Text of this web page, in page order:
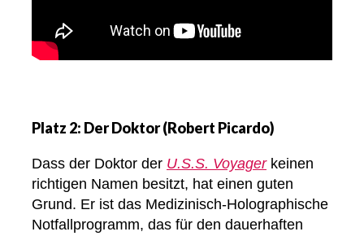
Platz 2: Der Doktor (Robert Picardo)
Dass der Doktor der U.S.S. Voyagerkeinen
richtigen Namen besitzt, hat einen guten
Grund. Er ist das Medizinisch-Holographische
Notfallprogramm, das für den dauerhaften